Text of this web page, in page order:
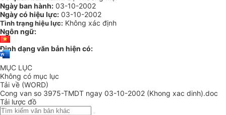
Ngày ban hành: 03-10-2002
Ngày có hiệu lực: 03-10-2002
Tình trạng hiệu lực: Không xác định
Ngôn ngữ:
Định dạng văn bản hiện có:
MỤC LỤC
Không có mục lục
Tải về (WORD)
Cong van so 3975-TMDT ngay 03-10-2002 (Khong xac dinh).doc
Tải lược đồ